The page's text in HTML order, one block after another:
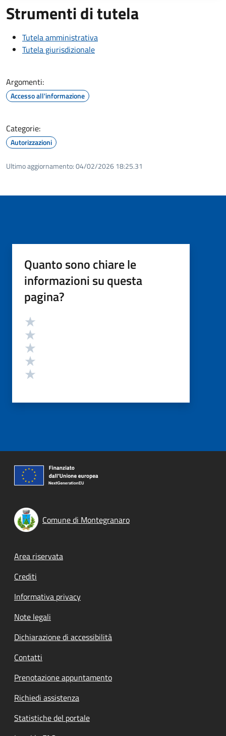
Strumenti di tutela
Tutela amministrativa
Tutela giurisdizionale
Argomenti:
Accesso all'informazione
Categorie:
Autorizzazioni
Ultimo aggiornamento:04/02/2026 18:25.31
Quanto sono chiare le
informazioni su questa
pagina?
Valutazione
Comune di Montegranaro
Footer menu
Area riservata
Crediti
Informativa privacy
Note legali
Dichiarazione di accessibilità
Contatti
Prenotazione appuntamento
Richiedi assistenza
Statistiche del portale